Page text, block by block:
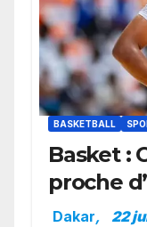
BASKETBALL
Basket :
proche
avec les
Dakar, 22